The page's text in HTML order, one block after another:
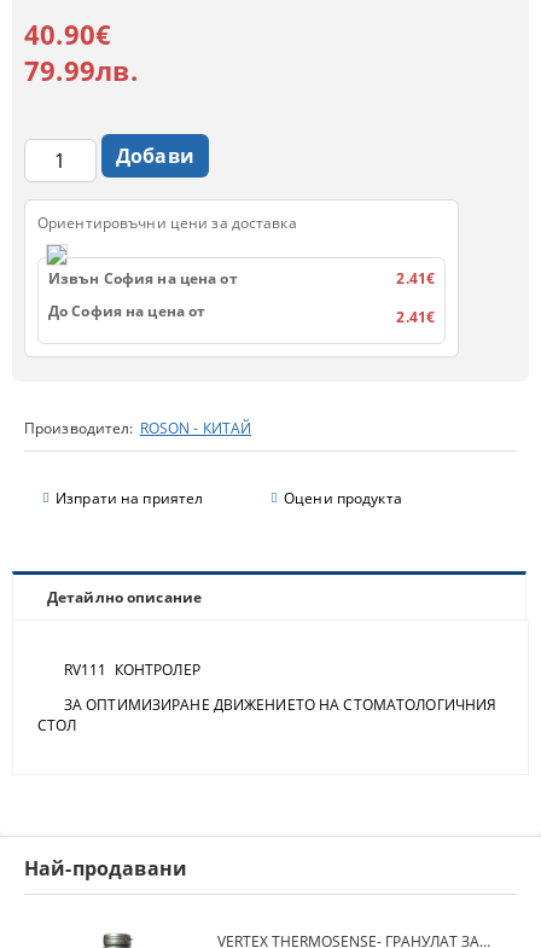
Производител: ROSON - КИТАЙ
Изпрати на приятел Оцени продукта
40.90€
79.99лв.
Ориентировъчни цени за доставка
Извън София на цена от
2.41€
До София на цена от
2.41€
Детайлно описание
RV111 КОНТРОЛЕР
ЗА ОПТИМИЗИРАНЕ ДВИЖЕНИЕТО НА СТОМАТОЛОГИЧНИЯ
СТОЛ
Най-продавани
VERTEX THERMOSENSE- ГРАНУЛАТ ЗА МЕКИ ПРОТЕЗИ